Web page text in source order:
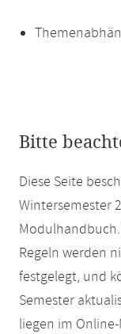
Bitte
Diese Seite
Wintersemester
Regeln werden
festgelegt, und
Semester
liegen im